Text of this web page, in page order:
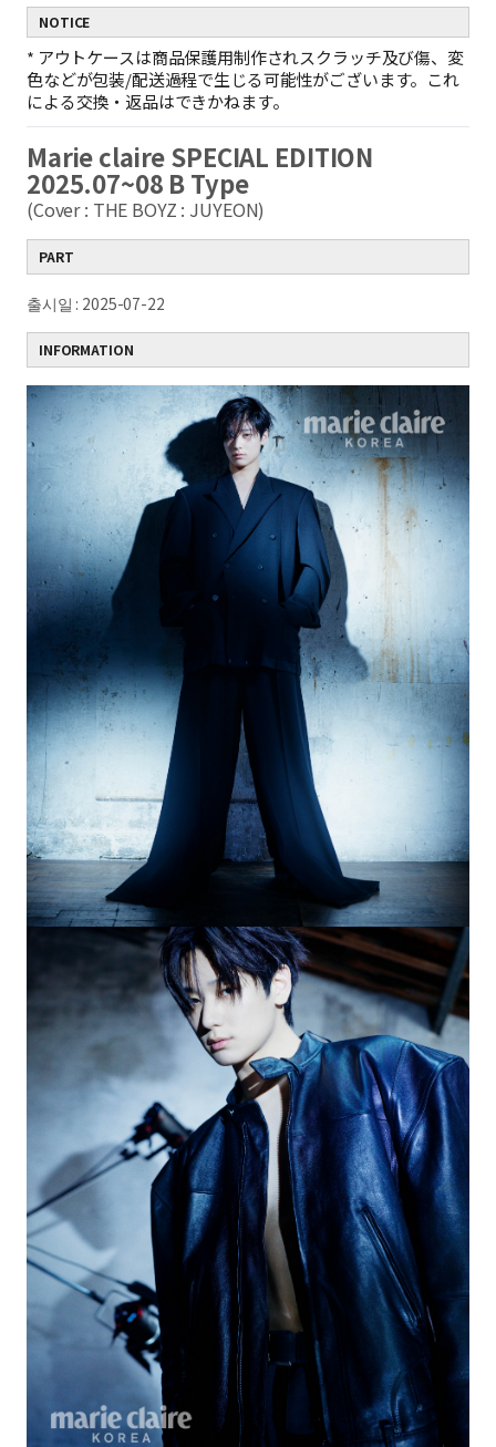
NOTICE
* アウトケースは商品保護用制作されスクラッチ及び傷、変
色などが包装/配送過程で生じる可能性がございます。これ
による交換・返品はできかねます。
Marie claire SPECIAL EDITION
2025.07~08 B Type
(Cover : THE BOYZ : JUYEON)
PART
출시일 : 2025-07-22
INFORMATION